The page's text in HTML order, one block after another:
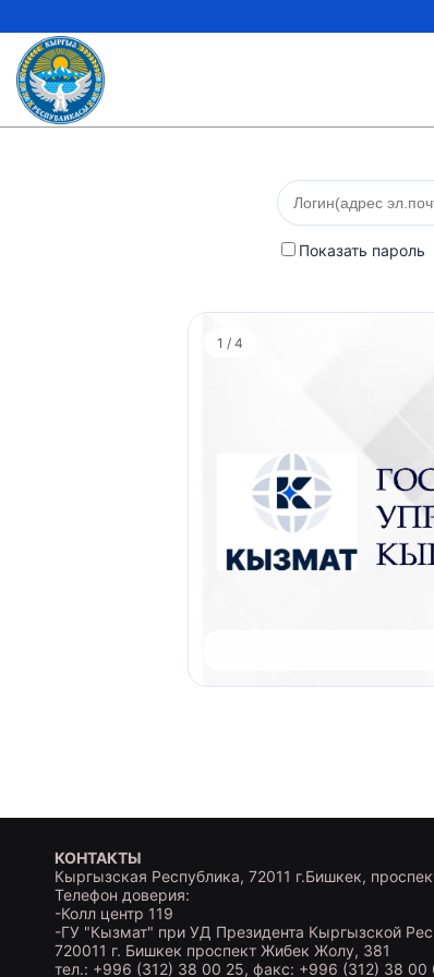
Показать пароль
1 / 4
КОНТАКТЫ
Кыргызская Республика, 72011 г.Бишкек,
Телефон доверия:
-Колл центр 119
-ГУ "Кызмат" при УД Президента Кыргызской
720011 г. Бишкек проспект Жибек Жолу, 381
тел.: +996 (312) 38 00 25, факс: +996 (312) 38 00